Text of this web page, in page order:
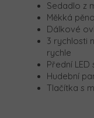
Sedadlo z
Měkká
Dálkové
3 rychlosti
rychle
Přední LED
Hudební
Tlačítka s